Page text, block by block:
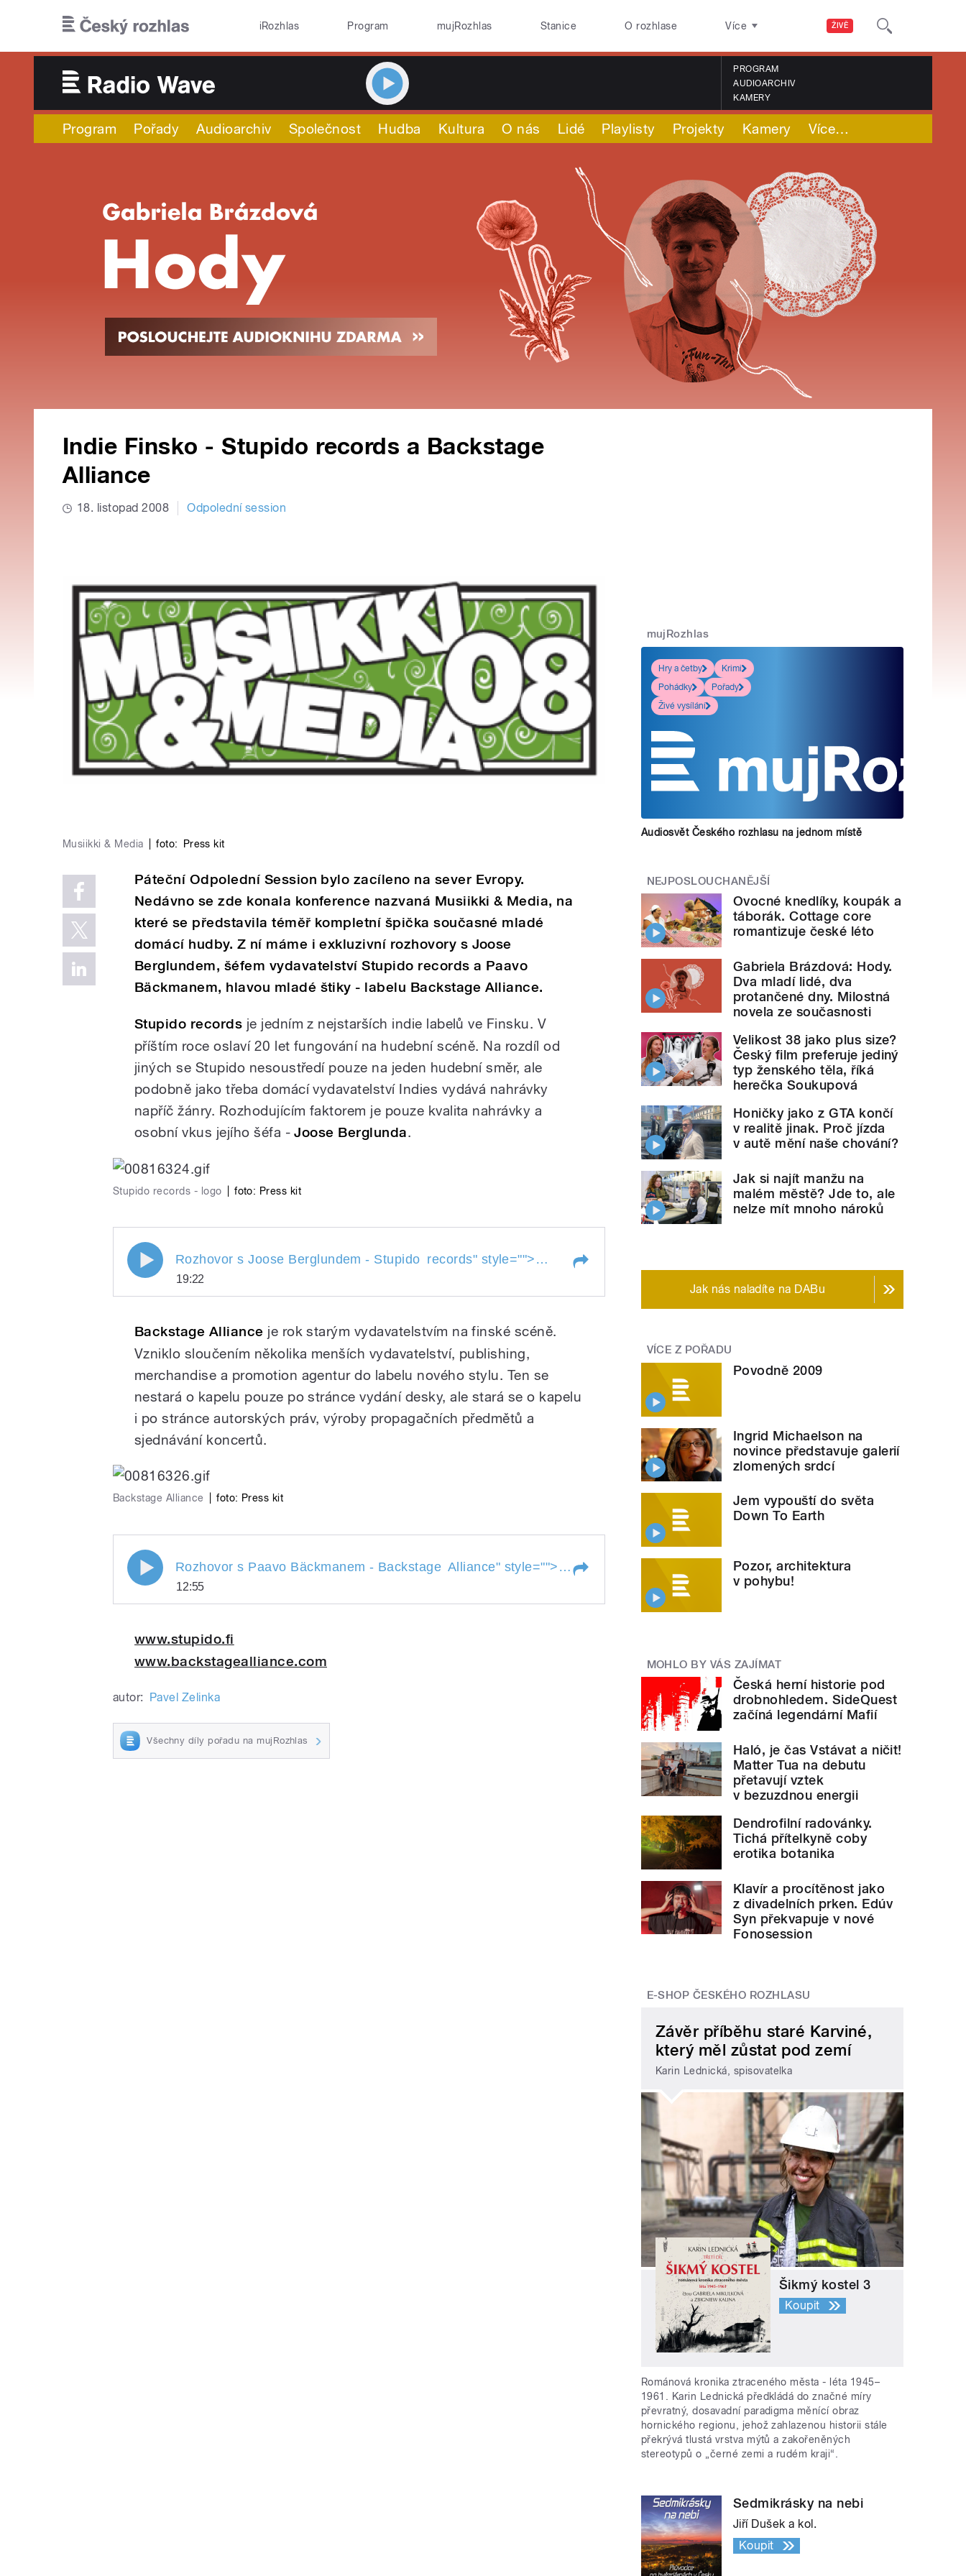
ŽIVĚ
iRozhlas Program mujRozhlas Stanice O rozhlase Více
PROGRAM
AUDIOARCHIV
KAMERY
Program Pořady Audioarchiv Společnost Hudba Kultura O nás Lidé Playlisty Projekty Kamery Více…
Indie Finsko - Stupido records a Backstage
Alliance
18. listopad 2008 Odpolední session
Musiikki & Media foto: Press kit
Páteční Odpolední Session bylo zacíleno na sever Evropy.
Nedávno se zde konala konference nazvaná Musiikki & Media, na
které se představila téměř kompletní špička současné mladé
domácí hudby. Z ní máme i exkluzivní rozhovory s Joose
Berglundem, šéfem vydavatelství Stupido records a Paavo
Bäckmanem, hlavou mladé štiky - labelu Backstage Alliance.
Stupido records je jedním z nejstarších indie labelů ve Finsku. V
příštím roce oslaví 20 let fungování na hudební scéně. Na rozdíl od
jiných se Stupido nesoustředí pouze na jeden hudební směr, ale
podobně jako třeba domácí vydavatelství Indies vydává nahrávky
napříč žánry. Rozhodujícím faktorem je pouze kvalita nahrávky a
osobní vkus jejího šéfa -Joose Berglunda.
Stupido records - logo foto: Press kit
Rozhovor s Joose Berglundem - Stupido records
pause
Rozhovor s Joose Berglundem - Stupido records" style=""> Rozhovor s Joose Berglundem - Stupido
19:22
Backstage Alliance je rok starým vydavatelstvím na finské scéně.
Vzniklo sloučením několika menších vydavatelství, publishing,
merchandise a promotion agentur do labelu nového stylu. Ten se
nestará o kapelu pouze po stránce vydání desky, ale stará se o kapelu
i po stránce autorských práv, výroby propagačních předmětů a
sjednávání koncertů.
Backstage Alliance foto: Press kit
Rozhovor s Paavo Bäckmanem - Backstage Alliance
Rozhovor s Paavo Bäckmanem - Backstage Alliance" style=""> Rozhovor s Paavo Bäckmanem - Backstage Alliance
12:55
www.stupido.fi
www.backstagealliance.com
autor: Pavel Zelinka
Všechny díly pořadu na mujRozhlas
mujRozhlas
Hry a četby
Krimi
Pohádky
Pořady
Živé vysílání
Audiosvět Českého rozhlasu na jednom místě
NEJPOSLOUCHANĚJŠÍ
Ovocné knedlíky, koupák a
táborák. Cottage core
romantizuje české léto
Gabriela Brázdová: Hody.
Dva mladí lidé, dva
protančené dny. Milostná
novela ze současnosti
Velikost 38 jako plus size?
Český film preferuje jediný
typ ženského těla, říká
herečka Soukupová
Honičky jako z GTA končí
v realitě jinak. Proč jízda
v autě mění naše chování?
Jak si najít manžu na
malém městě? Jde to, ale
nelze mít mnoho nároků
Jak nás naladíte na DABu
VÍCE Z POŘADU
Povodně 2009
Ingrid Michaelson na
novince představuje galerií
zlomených srdcí
Jem vypouští do světa
Down To Earth
Pozor, architektura
v pohybu!
MOHLO BY VÁS ZAJÍMAT
Česká herní historie pod
drobnohledem. SideQuest
začíná legendární Mafií
Haló, je čas Vstávat a ničit!
Matter Tua na debutu
přetavují vztek
v bezuzdnou energii
Dendrofilní radovánky.
Tichá přítelkyně coby
erotika botanika
Klavír a procítěnost jako
z divadelních prken. Edúv
Syn překvapuje v nové
Fonosession
E-SHOP ČESKÉHO ROZHLASU
Závěr příběhu staré Karviné,
který měl zůstat pod zemí
Karin Lednická, spisovatelka
Šikmý kostel 3
Koupit
Románová kronika ztraceného města - léta 1945–
1961. Karin Lednická předkládá do značné míry
převratný, dosavadní paradigma měnící obraz
hornického regionu, jehož zahlazenou historii stále
překrývá tlustá vrstva mýtů a zakořeněných
stereotypů o „černé zemi a rudém kraji“.
Sedmikrásky na nebi
Jiří Dušek a kol.
Koupit